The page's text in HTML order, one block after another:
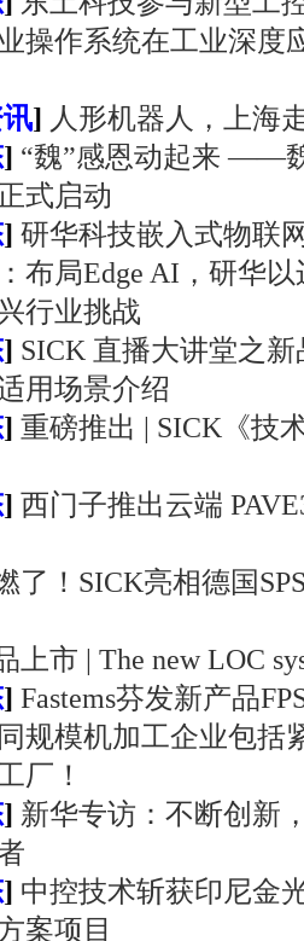
操作系统在工业深度
] 人形机器人，上海
] “魏”感恩动起来 ——
式启动
] 研华科技嵌入式物联
布局Edge AI，研华
行业挑战
] SICK 直播大讲堂之
用场景介绍
] 重磅推出 | SICK《技
] 西门子推出云端
了！SICK亮相德国
上市 | The new LOC
] Fastems芬发新产品
规模机加工企业包括
厂！
] 新华专访：不断创新
] 中控技术斩获印尼金
案项目